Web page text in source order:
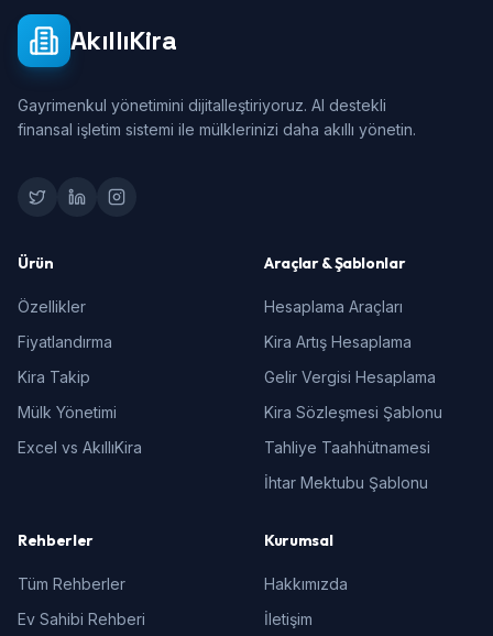
AkıllıKira
Gayrimenkul yönetimini dijitalleştiriyoruz. AI destekli
finansal işletim sistemi ile mülklerinizi daha akıllı yönetin.
Ürün
Özellikler
Fiyatlandırma
Kira Takip
Mülk Yönetimi
Excel vs AkıllıKira
Araçlar & Şablonlar
Hesaplama Araçları
Kira Artış Hesaplama
Gelir Vergisi Hesaplama
Kira Sözleşmesi Şablonu
Tahliye Taahhütnamesi
İhtar Mektubu Şablonu
Rehberler
Tüm Rehberler
Ev Sahibi Rehberi
Kurumsal
Hakkımızda
İletişim